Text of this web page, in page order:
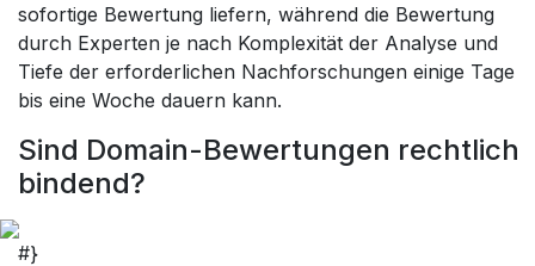
sofortige Bewertung liefern, während die Bewertung
durch Experten je nach Komplexität der Analyse und
Tiefe der erforderlichen Nachforschungen einige Tage
bis eine Woche dauern kann.
Sind Domain-Bewertungen rechtlich
bindend?
#}